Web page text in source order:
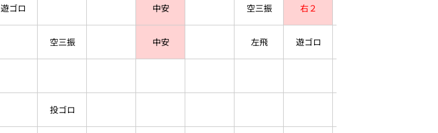
遊ゴロ 中安 空三振 右２
空三振 中安 左飛 遊ゴロ
投ゴロ